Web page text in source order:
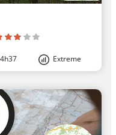
Extreme